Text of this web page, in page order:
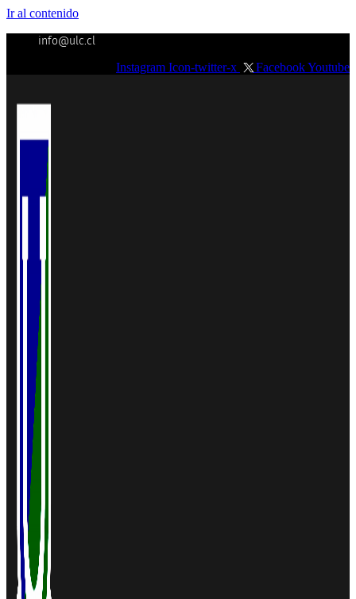
Ir al contenido
info@ulc.cl
Instagram Icon-twitter-x FacebookYoutube